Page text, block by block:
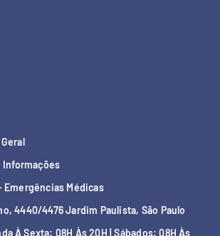
Informações
Emergências Médicas
4440/4476 Jardim Paulista, São Paulo
À Sexta: 08H Às 20H | Sábados: 08H Às